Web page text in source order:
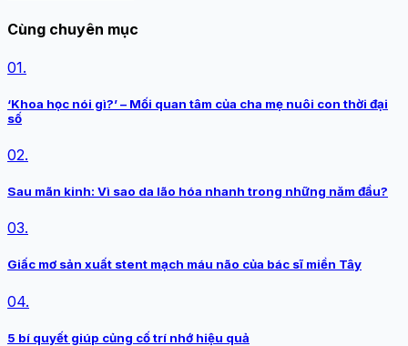
Cùng chuyên mục
01.
‘Khoa học nói gì?’ – Mối quan tâm của cha mẹ nuôi con thời đại
số
02.
Sau mãn kinh: Vì sao da lão hóa nhanh trong những năm đầu?
03.
Giấc mơ sản xuất stent mạch máu não của bác sĩ miền Tây
04.
5 bí quyết giúp củng cố trí nhớ hiệu quả